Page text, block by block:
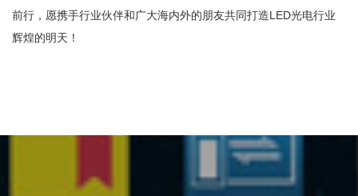
前行，愿携手行业伙伴和广大海内外的朋友共同打造LED光电行业
辉煌的明天！